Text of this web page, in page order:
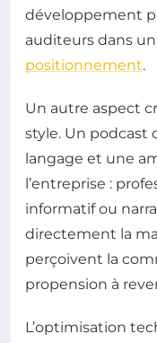
développement
auditeurs dans
positionnement.
Un autre aspect
style. Un podcast
langage et une
l’entreprise :
informatif ou
directement la
perçoivent la
propension à
L’optimisation